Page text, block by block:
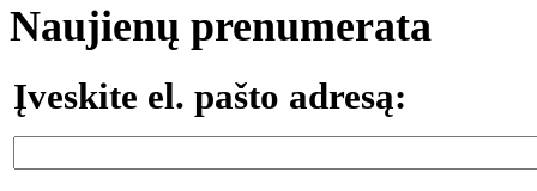
Naujienų prenumerata
Įveskite el. pašto adresą: